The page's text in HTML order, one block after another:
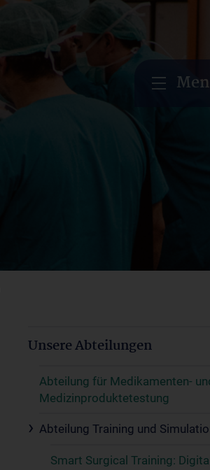
Unsere Abteilungen
Abteilung für Medikamenten-
Medizinproduktetestung
Abteilung Training und
Smart Surgical Training: